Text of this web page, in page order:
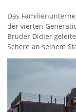
Das
der vierten
Bruder Didier
Schere an seinem